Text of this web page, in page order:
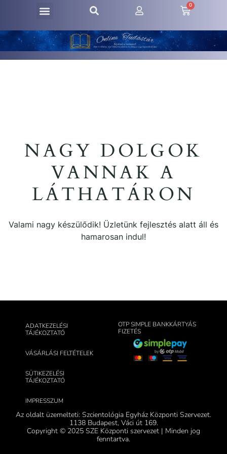
0
NAGY DOLGOK
VANNAK A
LÁTHATÁRON
Valami nagy készülődik! Üzletünk fejlesztés alatt áll és
hamarosan indul!
ADATKEZELÉSI
TÁJÉKOZTATÓ
VÁSÁRLÁSI FELTÉTELEK
SÜTIKEZELÉSI
TÁJÉKOZTATÓ
IMPRESSZUM
OTP SIMPLE BANKKÁRTYÁS
FIZETÉS
Az oldalt üzemelteti: Szcientológia Egyház Központi Szervezet.
1138 Budapest, Váci út 169.
Copyright © 2025 SZE Központi szervezet | Minden jog
fenntartva.